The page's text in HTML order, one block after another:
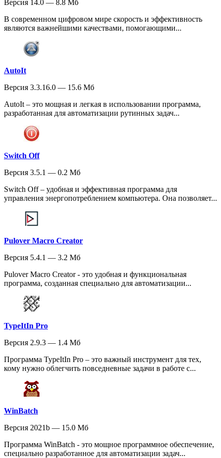
Версия 14.0 — 8.8 Мб
В современном цифровом мире скорость и эффективность
являются важнейшими качествами, помогающими...
AutoIt
Версия 3.3.16.0 — 15.6 Мб
AutoIt – это мощная и легкая в использовании программа,
разработанная для автоматизации рутинных задач...
Switch Off
Версия 3.5.1 — 0.2 Мб
Switch Off – удобная и эффективная программа для
управления энергопотреблением компьютера. Она позволяет...
Pulover Macro Creator
Версия 5.4.1 — 3.2 Мб
Pulover Macro Creator - это удобная и функциональная
программа, созданная специально для автоматизации...
TypeItIn Pro
Версия 2.9.3 — 1.4 Мб
Программа TypeItIn Pro – это важный инструмент для тех,
кому нужно облегчить повседневные задачи в работе с...
WinBatch
Версия 2021b — 15.0 Мб
Программа WinBatch - это мощное программное обеспечение,
специально разработанное для автоматизации задач...